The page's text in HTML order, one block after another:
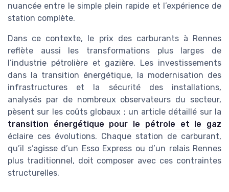
nuancée entre le simple plein rapide et l’expérience de
station complète.
Dans ce contexte, le prix des carburants à Rennes
reflète aussi les transformations plus larges de
l’industrie pétrolière et gazière. Les investissements
dans la transition énergétique, la modernisation des
infrastructures et la sécurité des installations,
analysés par de nombreux observateurs du secteur,
pèsent sur les coûts globaux ; un article détaillé sur la
transition énergétique pour le pétrole et le gaz
éclaire ces évolutions. Chaque station de carburant,
qu’il s’agisse d’un Esso Express ou d’un relais Rennes
plus traditionnel, doit composer avec ces contraintes
structurelles.